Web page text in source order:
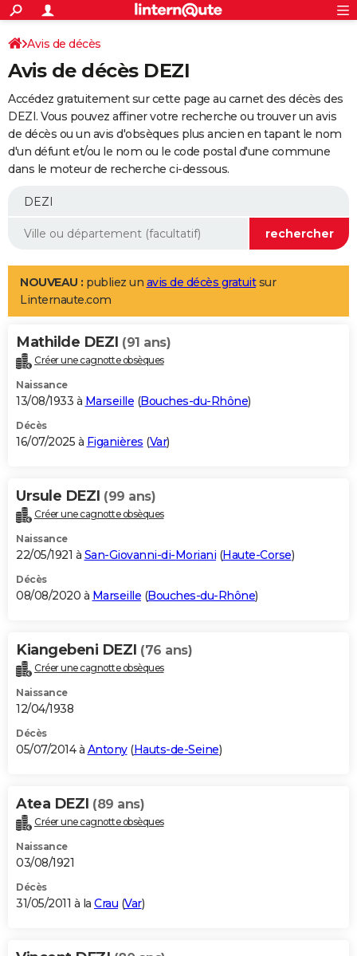
ACTUALITÉS
Politique
Société
Faits Divers
Education
Monde
Villes
+
SPORT
Coupe du monde 2026
Football
Tennis
Cyclisme
Rugby
Forum
Programme TV
TNT
Streaming
Cinéma
Sorties cinéma
Musique
+
FINANCE
Retraite
Impôts
Epargne
Immobilier
Risques naturels par ville
Banque
Assurance
Crédit
AUTO
Essais
Réserver un essai
Citadines
Berlines
SUV
Forum auto
+
Mobiles
Meilleur smartphone
Internet
Ordinateurs
Jeux vidéo
Guide high-tech
Aménagement intérieur
LIFESTYLE
Art de vivre
Bien-être
Loisirs
Mode
Modes de vie
Alimentation
Guide de la santé
Maladies
Médicaments
Sommeil
VOYAGE
Destinations
City break
Voyage nature
Voyage de noces
Forum
Climat
+PHOTO
GUIDES D'ACHAT
BONS PLANS
Carte de Noël
Carte Bonne année
Carte Saint-Valentin
Carte Pâques
Carte d'anniversaire
DICTIONNAIRE
Dictionnaire
Biographies
Citations
Expressions
Proverbes
PROGRAMME TV
S'inscrire
Se connecter
Lycées
Collèges
Primaires
Universités
Entreprises
Service militaire
Avis de recherche
AVIS DE DÉCÈS
Bricolage
Lifestyle
Culture
Sport
Auto
Television
Voyage
Cinema
Avis de décès
Avis de décès DEZI
Accédez gratuitement sur cette page au carnet des décès des
DEZI. Vous pouvez affiner votre recherche ou trouver un avis
de décès ou un avis d'obsèques plus ancien en tapant le nom
d'un défunt et/ou le nom ou le code postal d'une commune
dans le moteur de recherche ci-dessous.
NOUVEAU : publiez un avis de décès gratuitsur
Linternaute.com
Mathilde DEZI (91 ans)
Créer une cagnotte obsèques
Naissance
13/08/1933 à Marseille (Bouches-du-Rhône)
Décès
16/07/2025 à Figanières (Var)
Ursule DEZI (99 ans)
Créer une cagnotte obsèques
Naissance
22/05/1921 à San-Giovanni-di-Moriani (Haute-Corse)
Décès
08/08/2020 à Marseille (Bouches-du-Rhône)
Kiangebeni DEZI (76 ans)
Créer une cagnotte obsèques
Naissance
12/04/1938
Décès
05/07/2014 à Antony(Hauts-de-Seine)
Atea DEZI (89 ans)
Créer une cagnotte obsèques
Naissance
03/08/1921
Décès
31/05/2011 à la Crau (Var)